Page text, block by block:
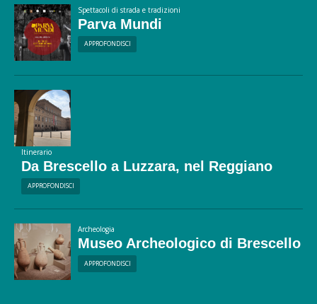
Spettacoli di strada e tradizioni
Parva Mundi
APPROFONDISCI
Itinerario
Da Brescello a Luzzara, nel Reggiano
APPROFONDISCI
Archeologia
Museo Archeologico di Brescello
APPROFONDISCI